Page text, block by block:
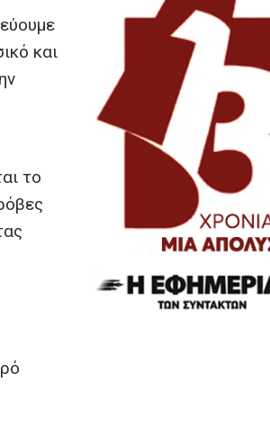
και
το